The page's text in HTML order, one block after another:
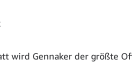
wird Gennaker der größte